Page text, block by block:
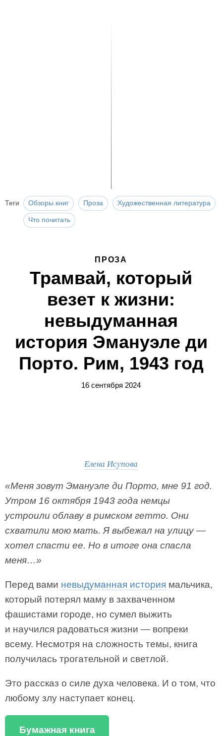
Теги Обзоры книг Проза Художественная литература
Что почитать
ПРОЗА
Трамвай, который
везет к жизни:
невыдуманная
история Эмануэле ди
Порто. Рим, 1943 год
16 сентября 2024
Елена Исупова
«Меня зовут Эмануэле ди Порто, мне 91 год.
Утром 16 октября 1943 года немцы
устроили облаву в римском гетто. Они
схватили мою мать. Я выбежал на улицу —
хотел спасти ее. Но в итоге она спасла
меня…»
Перед вами невыдуманная история мальчика,
который потерял маму в захваченном
фашистами городе, но сумел выжить
и научился радоваться жизни — вопреки
всему. Несмотря на сложность темы, книга
получилась трогательной и светлой.
Это рассказ о силе духа человека. И о том, что
любому злу наступает конец.
Бумажная книга